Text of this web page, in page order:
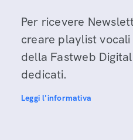
Per ricevere
creare playlist
della Fastweb
dedicati.
Leggi l'informativa